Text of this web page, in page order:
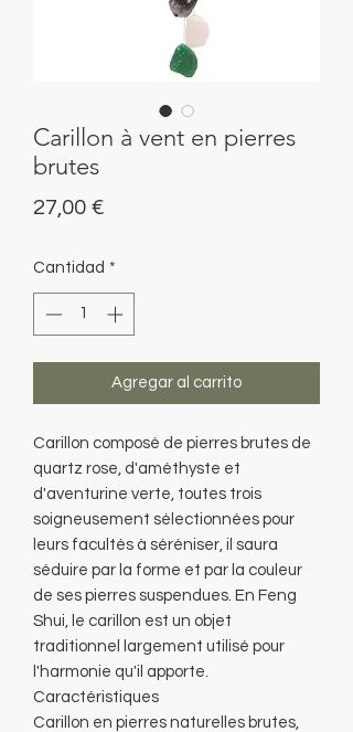
Carillon à vent en pierres
brutes
27,00 €Precio
Cantidad *
Agregar al carrito
Carillon composé de pierres brutes de
quartz rose, d'améthyste et
d'aventurine verte, toutes trois
soigneusement sélectionnées pour
leurs facultés à séréniser, il saura
séduire par la forme et par la couleur
de ses pierres suspendues. En Feng
Shui, le carillon est un objet
traditionnel largement utilisé pour
l'harmonie qu'il apporte.
Caractéristiques
Carillon en pierres naturelles brutes,